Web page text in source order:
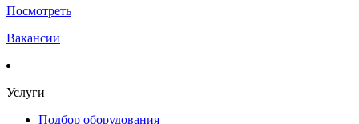
Посмотреть
Вакансии
Услуги
Подбор оборудования